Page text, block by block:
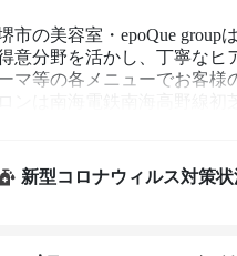
市の美容室・epoQue
意分野を活かし、丁寧なヒ
マ等の各メニューでお客様
ロンは南海電鉄南海高野線
のような雰囲気で、まつエク
親しみやすさと大人女性のた
新型コロナウィルス対策状